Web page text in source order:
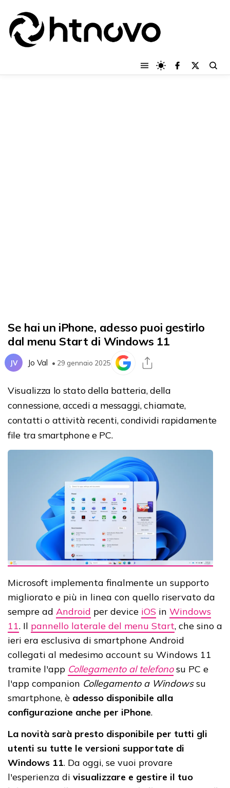
Se hai un iPhone, adesso puoi gestirlo
dal menu Start di Windows 11
JV Jo Val • 29 gennaio 2025
Visualizza lo stato della batteria, della
connessione, accedi a messaggi, chiamate,
contatti o attività recenti, condividi rapidamente
file tra smartphone e PC.
Microsoft implementa finalmente un supporto
migliorato e più in linea con quello riservato da
sempre ad Android per device iOS in Windows
11. Il pannello laterale del menu Start, che sino a
ieri era esclusiva di smartphone Android
collegati al medesimo account su Windows 11
tramite l'app Collegamento al telefonosu PC e
l'app companion Collegamento a Windowssu
smartphone, è adesso disponibile alla
configurazione anche per iPhone.
La novità sarà presto disponibile per tutti gli
utenti su tutte le versioni supportate di
Windows 11. Da oggi, se vuoi provare
l'esperienza di visualizzare e gestire il tuo